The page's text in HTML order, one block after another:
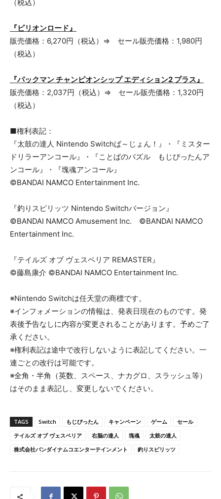
（税込）
『ビリオンロード』
販売価格：6,270円（税込）⇒ セール販売価格：1,980円
（税込）
『パックマン チャンピオンシップ エディション2 プラス』
販売価格：2,037円（税込）⇒ セール販売価格：1,320円
（税込）
■権利表記：
『太鼓の達人 Nintendo Switchば～じょん！』・『ミスター
ドリラーアンコール』・『ことばのパズル もじぴったんア
ンコール』・『塊魂アンコール』
©BANDAI NAMCO Entertainment Inc.
『釣りスピリッツ Nintendo Switchバージョン』
©BANDAI NAMCO Amusement Inc. ©BANDAI NAMCO
Entertainment Inc.
『テイルズ オブ ヴェスペリア REMASTER』
©藤島康介 ©BANDAI NAMCO Entertainment Inc.
※Nintendo Switchは任天堂の商標です。
※インフォメーションの情報は、発表日現在のものです。発
表後予告なしに内容が変更されることがあります。予めご了
承ください。
※権利表記は途中で改行しないように表記してください。一
連ごとの改行は可能です。
※全角・半角（英数、スペース、ナカグロ、スラッシュ等）
はそのまま表記し、変更しないでください。
TAGS Switch もじぴったん キャンペーン ゲーム
セール
テイルズ オブ ヴェスペリア
右脳の達人 塊魂
太鼓の達人
株式会社バンダイナムコエンターテインメント
釣りスピリッツ